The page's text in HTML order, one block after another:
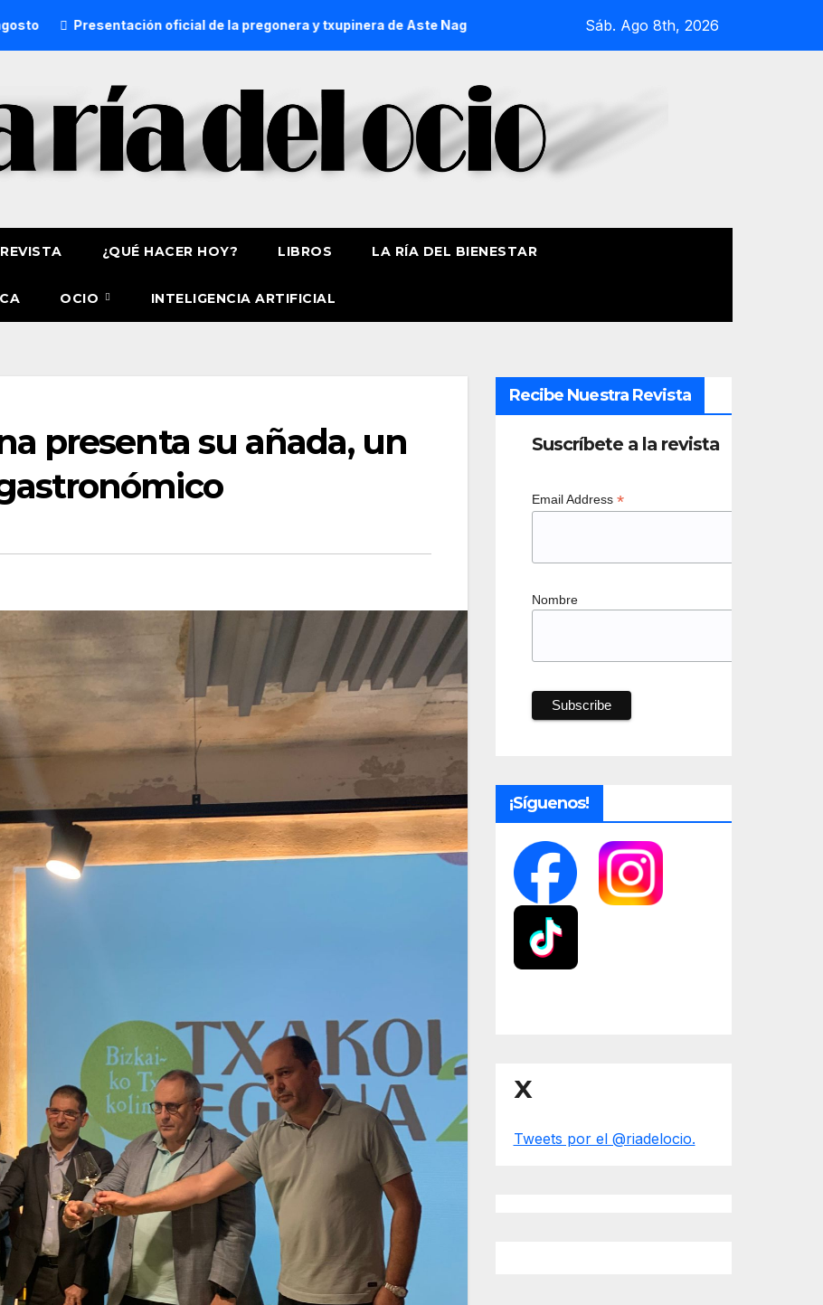
oficial de la pregonera y txupinera de Aste Nagusia 2026 La Procesión Náutica de la Amatxu de Begoña
Sáb. Ago 8th, 2026
¿QUÉ HACER HOY? LIBROS LA RÍA DEL BIENESTAR
OCIO INTELIGENCIA ARTIFICIAL
presenta su añada, un
Recibe Nuestra Revista
Suscríbete a la revista
Email Address *
Nombre
¡Síguenos!
X
Tweets por el @riadelocio.